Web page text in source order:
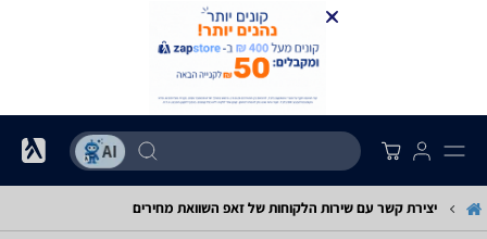
יצירת קשר עם שירות הלקוחות של זאפ השוואת מחירים